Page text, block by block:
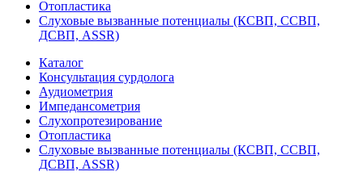
Отопластика
Слуховые вызванные потенциалы (КСВП, ССВП,
ДСВП, ASSR)
Каталог
Консультация сурдолога
Аудиометрия
Импедансометрия
Слухопротезирование
Отопластика
Слуховые вызванные потенциалы (КСВП, ССВП,
ДСВП, ASSR)